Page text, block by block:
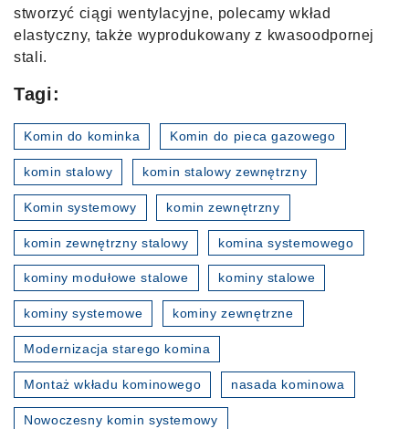
stworzyć ciągi wentylacyjne, polecamy wkład
elastyczny, także wyprodukowany z kwasoodpornej
stali.
Tagi:
Komin do kominka Komin do pieca gazowego
komin stalowy komin stalowy zewnętrzny
Komin systemowy komin zewnętrzny
komin zewnętrzny stalowy komina systemowego
kominy modułowe stalowe kominy stalowe
kominy systemowe kominy zewnętrzne
Modernizacja starego komina
Montaż wkładu kominowego nasada kominowa
Nowoczesny komin systemowy